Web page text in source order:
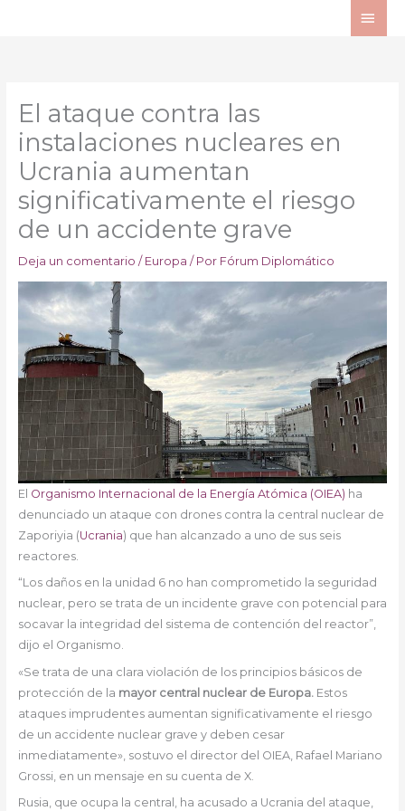
El ataque contra las
instalaciones nucleares en
Ucrania aumentan
significativamente el riesgo
de un accidente grave
Deja un comentario / Europa / Por Fórum Diplomático
El Organismo Internacional de la Energía Atómica (OIEA) ha
denunciado un ataque con drones contra la central nuclear de
Zaporiyia (Ucrania) que han alcanzado a uno de sus seis
reactores.
“Los daños en la unidad 6 no han comprometido la seguridad
nuclear, pero se trata de un incidente grave con potencial para
socavar la integridad del sistema de contención del reactor”,
dijo el Organismo.
«Se trata de una clara violación de los principios básicos de
protección de la mayor central nuclear de Europa. Estos
ataques imprudentes aumentan significativamente el riesgo
de un accidente nuclear grave y deben cesar
inmediatamente», sostuvo el director del OIEA, Rafael Mariano
Grossi, en un mensaje en su cuenta de X.
Rusia, que ocupa la central, ha acusado a Ucrania del ataque,